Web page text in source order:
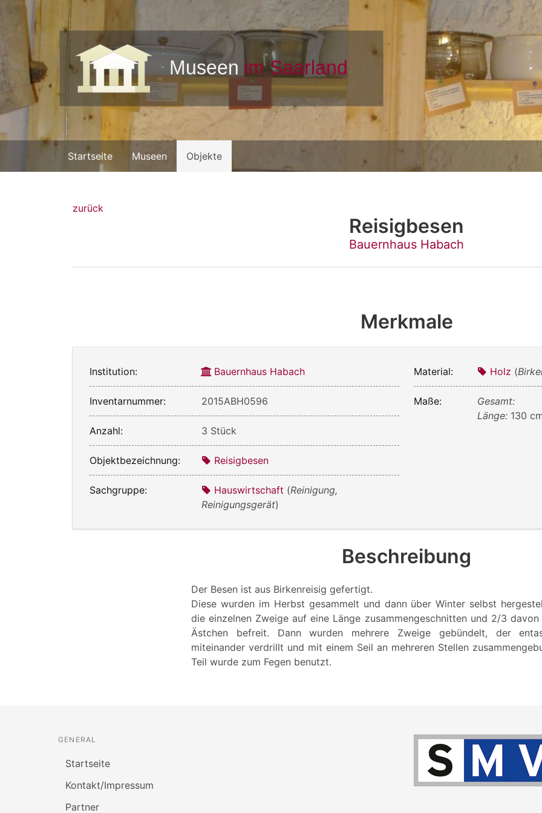
Startseite Museen Objekte
zurück
Reisigbesen
Bauernhaus Habach
Merkmale
Institution: Bauernhaus Habach
Inventarnummer: 2015ABH0596
Anzahl: 3 Stück
Objektbezeichnung: Reisigbesen
Sachgruppe: Hauswirtschaft (Reinigung,
Reinigungsgerät)
Material: Holz (
Maße:
Gesamt:
Länge: 130
Beschreibung
Der Besen ist aus Birkenreisig gefertigt.
Diese wurden im Herbst gesammelt und dann über Winter selbst
die einzelnen Zweige auf eine Länge zusammengeschnitten und 2/3
Ästchen befreit. Dann wurden mehrere Zweige gebündelt, der
miteinander verdrillt und mit einem Seil an mehreren Stellen
Teil wurde zum Fegen benutzt.
GENERAL
Startseite
Kontakt/Impressum
Partner